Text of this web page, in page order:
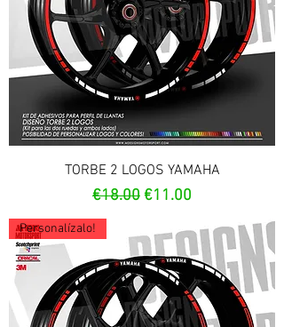
TORBE 2 LOGOS YAMAHA
Regular Price
€18.00Sale Price
€11.00
Personalízalo!